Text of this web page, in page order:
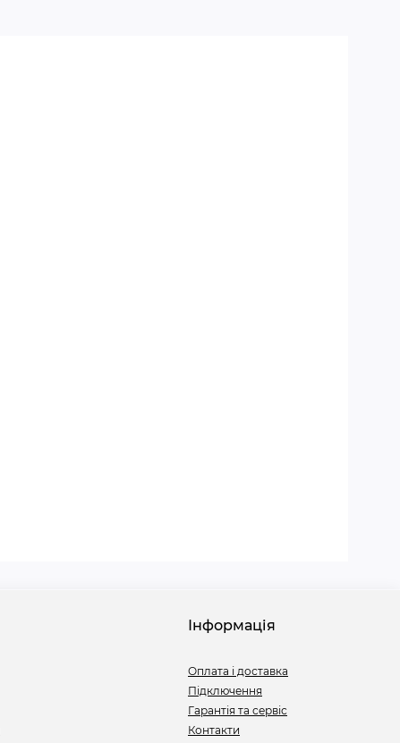
Інформація
Оплата і доставка
Підключення
Гарантія та сервіс
Контакти